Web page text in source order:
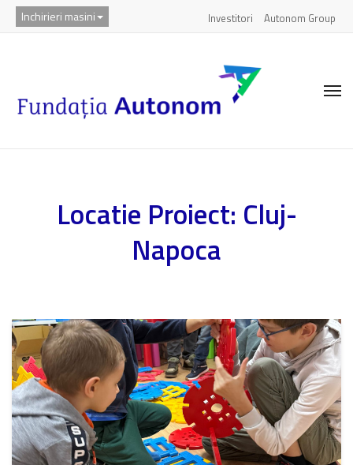
Inchirieri masini Investitori Autonom Group
Locatie Proiect: Cluj-
Napoca